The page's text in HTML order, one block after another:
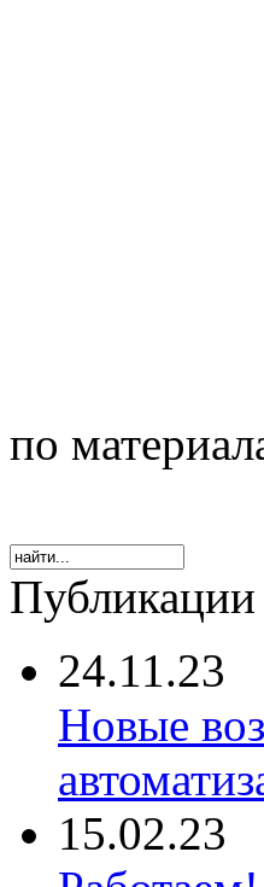
по
Публикации
24.11.23
Новые
15.02.23